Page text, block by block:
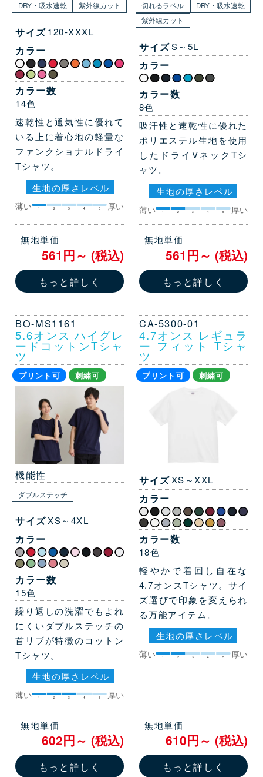
DRY・吸水速乾 紫外線カット
サイズ120-XXXL
カラー
カラー数
14色
速乾性と通気性に優れて
いる上に着心地の軽量な
ファンクショナルドライ
Tシャツ。
生地の厚さレベル
薄い 1 2 3 4 5 厚い
無地単価
561円～ (税込)
もっと詳しく
切れるラベル
DRY・吸水速乾
紫外線カット
サイズS～5L
カラー
カラー数
8色
吸汗性と速乾性に優れた
ポリエステル生地を使用
したドライVネックTシ
ャツ。
生地の厚さレベル
薄い 1 2 3 4 5 厚い
無地単価
561円～ (税込)
もっと詳しく
BO-MS1161
5.6オンス ハイグレ
ードコットンTシャ
ツ
プリント可 刺繍可
機能性
ダブルステッチ
サイズXS～4XL
カラー
カラー数
15色
繰り返しの洗濯でもよれ
にくいダブルステッチの
首リブが特徴のコットン
Tシャツ。
生地の厚さレベル
薄い 1 2 3 4 5 厚い
無地単価
602円～ (税込)
もっと詳しく
CA-5300-01
4.7オンス レギュラ
ー フィット Tシャ
ツ
プリント可 刺繍可
サイズXS～XXL
カラー
カラー数
18色
軽やかで着回し自在な
4.7オンスTシャツ。サイ
ズ選びで印象を変えられ
る万能アイテム。
生地の厚さレベル
薄い 1 2 3 4 5 厚い
無地単価
610円～ (税込)
もっと詳しく